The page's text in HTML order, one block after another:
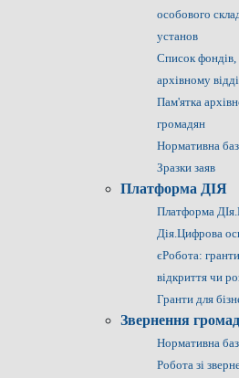
особового
установ
Список фондів,
архівному
Пам'ятка
громадян
Нормативна
Зразки заяв
Платформа ДІЯ
Платформа
Дія.Цифрова
єРобота:
відкриття чи
Гранти для
Звернення
Нормативна
Робота зі